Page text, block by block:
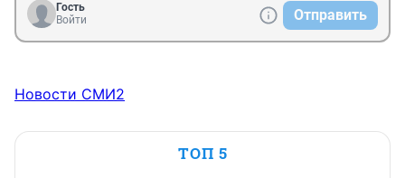
Гость
Войти
Отправить
Новости СМИ2
ТОП 5